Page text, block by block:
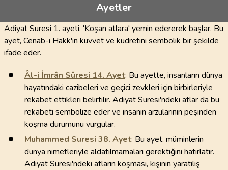
Ayetler
Adiyat Suresi 1. ayeti, 'Koşan atlara' yemin edererek başlar. Bu
ayet, Cenab-ı Hakk'ın kuvvet ve kudretini sembolik bir şekilde
ifade eder.
Âl-i İmrân Sûresi 14. Ayet: Bu ayette, insanların dünya
hayatındaki cazibeleri ve geçici zevkleri için birbirleriyle
rekabet ettikleri belirtilir. Adiyat Suresi'ndeki atlar da bu
rekabeti sembolize eder ve insanın arzularının peşinden
koşma durumunu vurgular.
Muhammed Suresi 38. Ayet: Bu ayet, müminlerin
dünya nimetleriyle aldatılmamaları gerektiğini hatırlatır.
Adiyat Suresi'ndeki atların koşması, kişinin yaratılış